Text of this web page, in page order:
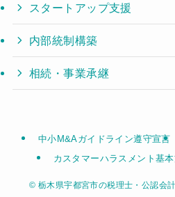
スタートアップ支援
内部統制構築
相続・事業承継
中小M&Aガイドライン遵守宣言
カスタマーハラスメント基
© 栃木県宇都宮市の税理士・公認会